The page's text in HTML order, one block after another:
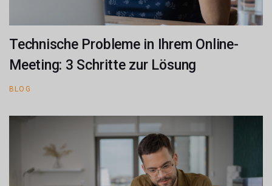
Technische Probleme in Ihrem Online-
Meeting: 3 Schritte zur Lösung
BLOG